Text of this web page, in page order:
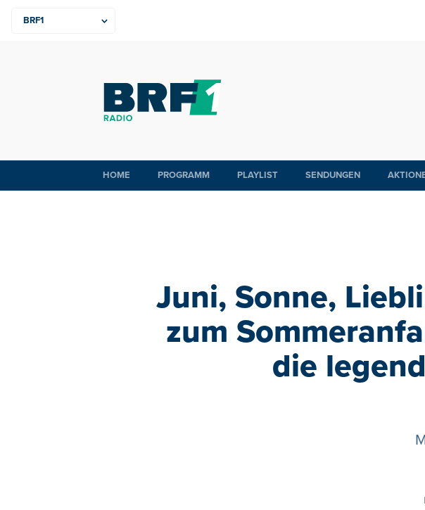
HOME PROGRAMM PLAYLIST SENDUNGEN
Juni, Sonne,
zum
die